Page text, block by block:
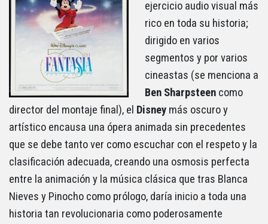
ejercicio audio visual más
rico en toda su historia;
dirigido en varios
segmentos y por varios
cineastas (se menciona a
Ben Sharpsteencomo
director del montaje final), el Disney más oscuro y
artístico encausa una ópera animada sin precedentes
que se debe tanto ver como escuchar con el respeto y la
clasificación adecuada, creando una osmosis perfecta
entre la animación y la música clásica que tras Blanca
Nieves y Pinocho como prólogo, daría inicio a toda una
historia tan revolucionaria como poderosamente